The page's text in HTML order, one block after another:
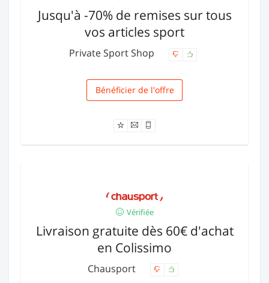
Jusqu'à -70% de remises sur tous
vos articles sport
Private Sport Shop
Livraison
Bénéficier de l'offre
Vérifiée
Livraison gratuite dès 60€ d'achat
en Colissimo
Chausport